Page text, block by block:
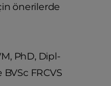
önerilerde
PhD, Dipl-
FRCVS